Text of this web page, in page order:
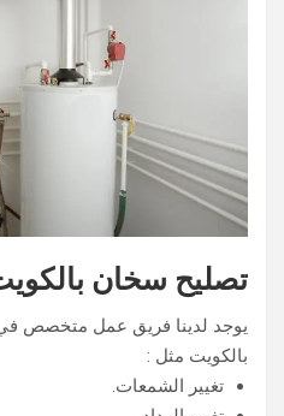
تصليح سخان
يوجد لدينا فريق عمل متخصص
بالكويت مثل :
تغيير الشمعات.